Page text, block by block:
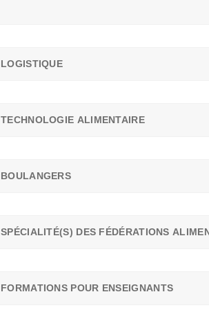
LOGISTIQUE
TECHNOLOGIE ALIMENTAIRE
BOULANGERS
SPÉCIALITÉ(S) DES FÉDÉRATIONS
FORMATIONS POUR ENSEIGNANTS